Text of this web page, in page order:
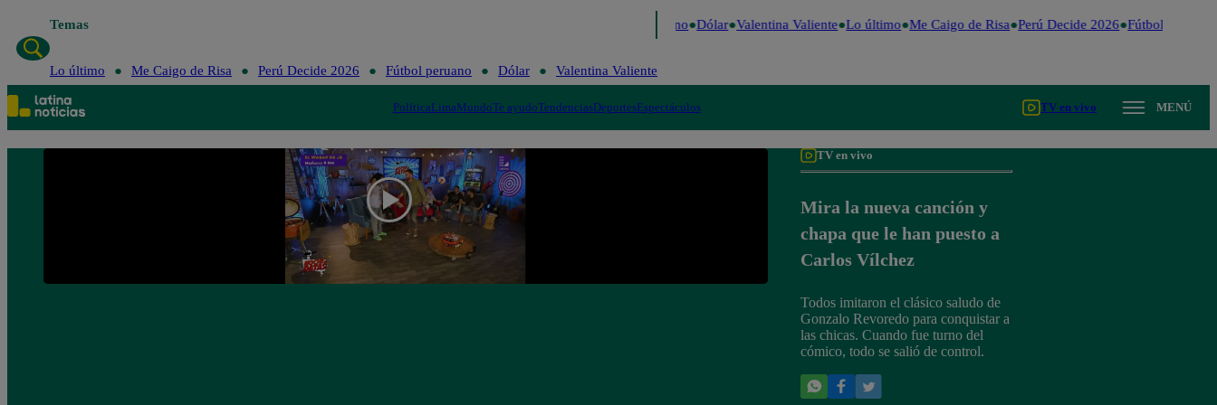
Temas Fútbol peruano Dólar Valentina Valiente Lo último Me Caigo de Risa Perú Decide 2026 Fútbol peruano
Lo último Me Caigo de Risa Perú Decide 2026 Fútbol peruano Dólar Valentina Valiente
PolíticaLimaMundoTe ayudoTendenciasDeportesEspectáculos TV en vivo MENÚ
TV en vivo
Mira la nueva canción y
chapa que le han puesto a
Carlos Vílchez
Todos imitaron el clásico saludo de
Gonzalo Revoredo para conquistar a
las chicas. Cuando fue turno del
cómico, todo se salió de control.